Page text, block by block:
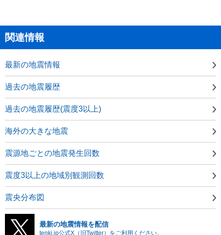
関連情報
最新の地震情報
過去の地震履歴
過去の地震履歴(震度3以上)
海外の大きな地震
震源地ごとの地震発生回数
震度3以上の地域別観測回数
震央分布図
最新の地震情報を配信
tenki.jp公式X（旧Twitter）をご利用ください。